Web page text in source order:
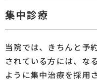
集中診療
当院では、きちんと予
されている方には、な
ように集中治療を採用